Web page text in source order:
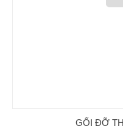
GỐI ĐỠ